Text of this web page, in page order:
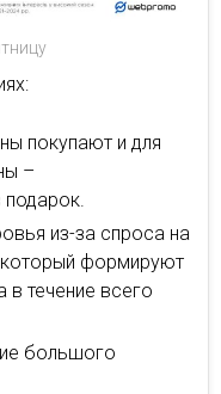
покупают и для
–
из-за спроса на
формируют
течение всего
большого